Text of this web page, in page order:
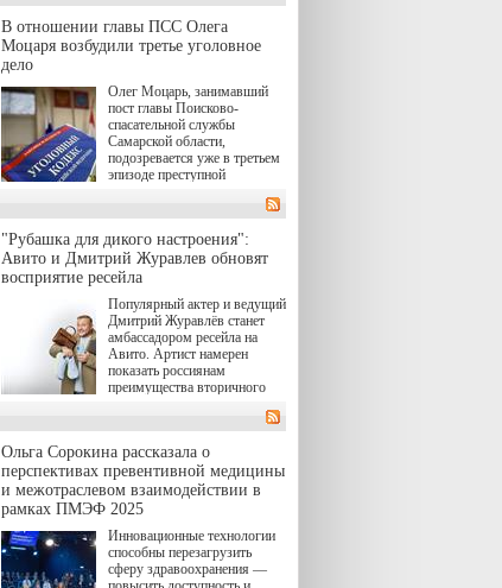
href="https://wink.ru/series/kholod-
year-2026"
target="_blank">"Холод"</a>
(18+) останется только на
четвергам продолжат
выходить новые эпизоды
сериала, в котором
беспощадным возмездием в
духе графа Монте-Кристо
занимается наша
В отношении главы ПСС Олега
Моцаря возбудили третье уголовное
дело
Олег Моцарь, занимавший
пост главы Поисково-
спасательной службы
Самарской области,
подозревается уже в третьем
эпизоде преступной
а сам он находится в СИЗО.
"Рубашка для дикого настроения":
Авито и Дмитрий Журавлев обновят
восприятие ресейла
Популярный актер и ведущий
Дмитрий Журавлёв станет
амбассадором ресейла на
Авито. Артист намерен
показать россиянам
преимущества вторичного
товаров с историей нормой
человека.
Ольга Сорокина рассказала о
перспективах превентивной медицины
и межотраслевом взаимодействии в
рамках ПМЭФ 2025
Инновационные технологии
способны перезагрузить
сферу здравоохранения —